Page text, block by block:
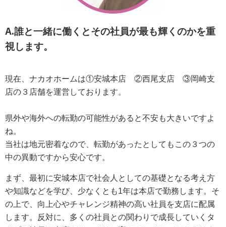
A.誰と一緒に働くとその社員が最も輝くのかを重
視します。
現在、ナカオホームは①安城本店 ②西尾支店 ③岡崎支
店の３店舗を運営しております。
県外や海外への転勤の可能性があると不安も大きいですよ
ね。
当社は地元密着なので、転勤があったとしてもこの３つの
中の異動ですから安心です。
まず、最初に安城本店で社会人としての基礎となる考え方
や知識などを学び、少なくとも1年は本店で勤務します。そ
の上で、向上心やチャレンジ精神の高い社員を支店に配属
します。反対に、多くの社員との関わりで成長していくタ